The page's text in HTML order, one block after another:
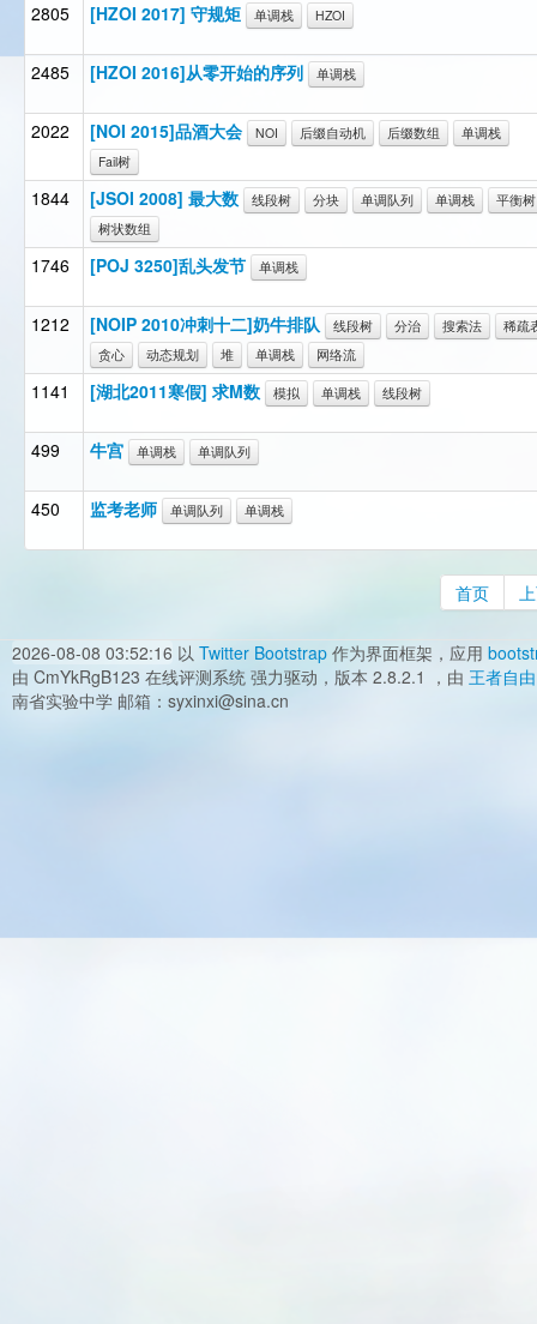
2805 [HZOI 2017] 守规矩 单调栈 HZOI
2485 [HZOI 2016]从零开始的序列 单调栈
2022 [NOI 2015]品酒大会 NOI 后缀自动机 后缀数组
单调栈
Fail树
1844 [JSOI 2008] 最大数 线段树 分块 单调队列 单调栈
平衡树
树状数组
1746 [POJ 3250]乱头发节 单调栈
1212 [NOIP 2010冲刺十二]奶牛排队 线段树 分治 搜索法
稀疏
贪心
动态规划 堆 单调栈 网络流
1141 [湖北2011寒假] 求M数 模拟 单调栈 线段树
499 牛宫 单调栈 单调队列
450 监考老师 单调队列 单调栈
首页
2026-08-08 03:52:16 以 Twitter Bootstrap 作为界面框架，应用
由 CmYkRgB123 在线评测系统 强力驱动，版本 2.8.2.1 ，由 王者自由
南省实验中学 邮箱：syxinxi@sina.cn